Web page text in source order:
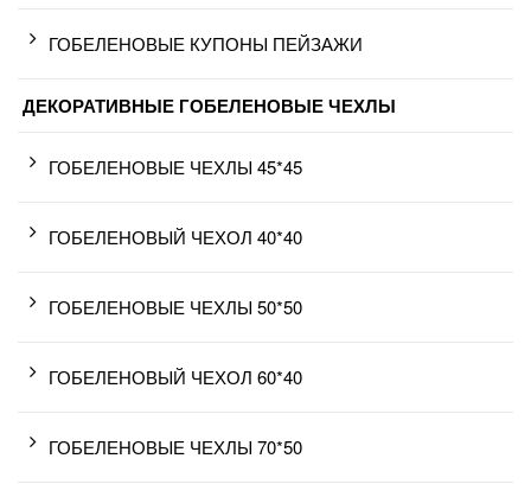
ГОБЕЛЕНОВЫЕ КУПОНЫ ПЕЙЗАЖИ
ДЕКОРАТИВНЫЕ ГОБЕЛЕНОВЫЕ ЧЕХЛЫ
ГОБЕЛЕНОВЫЕ ЧЕХЛЫ 45*45
ГОБЕЛЕНОВЫЙ ЧЕХОЛ 40*40
ГОБЕЛЕНОВЫЕ ЧЕХЛЫ 50*50
ГОБЕЛЕНОВЫЙ ЧЕХОЛ 60*40
ГОБЕЛЕНОВЫЕ ЧЕХЛЫ 70*50